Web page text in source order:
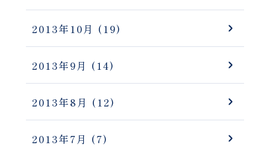
2013年10月 (19)
2013年9月 (14)
2013年8月 (12)
2013年7月 (7)